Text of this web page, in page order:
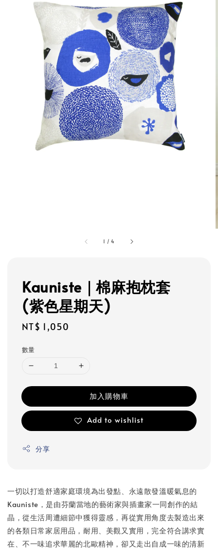
1 /4
Kauniste｜棉麻抱枕套
(紫色星期天)
Regular
NT$ 1,050
數量
加入購物車
Add to wishlist
分享
一切以打造舒適家庭環境為出發點、永遠散發溫暖氣息的
Kauniste，是由芬蘭當地的藝術家與插畫家一同創作的結
晶，從生活周遭細節中獲得靈感，再從實用角度去製造出來
的各類日常家居用品，耐用、美觀又實用，完全符合講求實
在、不一味追求華麗的北歐精神，卻又走出自成一味的清新